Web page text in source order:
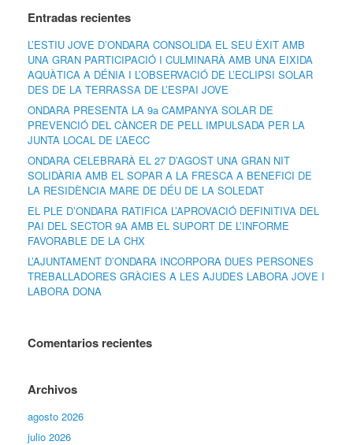
Entradas recientes
L’ESTIU JOVE D’ONDARA CONSOLIDA EL SEU ÈXIT AMB
UNA GRAN PARTICIPACIÓ I CULMINARÀ AMB UNA EIXIDA
AQUÀTICA A DÉNIA I L’OBSERVACIÓ DE L’ECLIPSI SOLAR
DES DE LA TERRASSA DE L’ESPAI JOVE
ONDARA PRESENTA LA 9a CAMPANYA SOLAR DE
PREVENCIÓ DEL CÀNCER DE PELL IMPULSADA PER LA
JUNTA LOCAL DE L’AECC
ONDARA CELEBRARÀ EL 27 D’AGOST UNA GRAN NIT
SOLIDÀRIA AMB EL SOPAR A LA FRESCA A BENEFICI DE
LA RESIDÈNCIA MARE DE DÉU DE LA SOLEDAT
EL PLE D’ONDARA RATIFICA L’APROVACIÓ DEFINITIVA DEL
PAI DEL SECTOR 9A AMB EL SUPORT DE L’INFORME
FAVORABLE DE LA CHX
L’AJUNTAMENT D’ONDARA INCORPORA DUES PERSONES
TREBALLADORES GRÀCIES A LES AJUDES LABORA JOVE I
LABORA DONA
Comentarios recientes
Archivos
agosto 2026
julio 2026